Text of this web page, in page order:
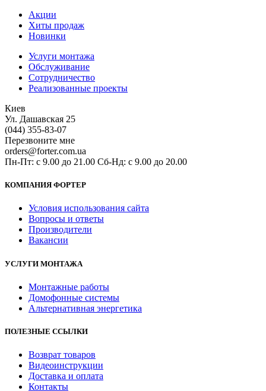
Акции
Хиты продаж
Новинки
Услуги монтажа
Обслуживание
Сотрудничество
Реализованные проекты
Киев
Ул. Дашавская 25
(044) 355-83-07
Перезвоните мне
orders@forter.com.ua
Пн-Пт: с 9.00 до 21.00 Сб-Нд: с 9.00 до 20.00
КОМПАНИЯ ФОРТЕР
Условия использования сайта
Вопросы и ответы
Производители
Вакансии
УСЛУГИ МОНТАЖА
Монтажные работы
Домофонные системы
Альтернативная энергетика
ПОЛЕЗНЫЕ ССЫЛКИ
Возврат товаров
Видеоинструкции
Доставка и оплата
Контакты